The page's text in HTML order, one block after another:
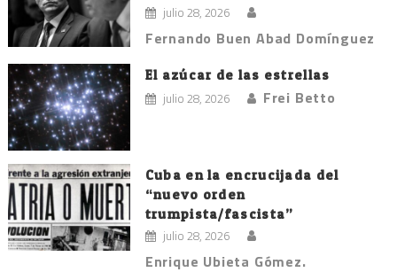
julio 28, 2026
Fernando Buen Abad Domínguez
El azúcar de las estrellas
julio 28, 2026 Frei Betto
Cuba en la encrucijada del
“nuevo orden
trumpista/fascista”
julio 28, 2026
Enrique Ubieta Gómez.